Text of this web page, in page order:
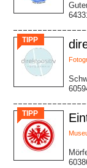
TIPP
TIPP